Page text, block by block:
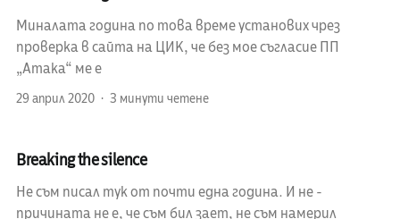
Миналата година по това време установих чрез
проверка в сайта на ЦИК, че без мое съгласие ПП
„Атака“ ме е
29 април 2020 3 минути четене
Breaking the silence
Не съм писал тук от почти една година. И не -
причината не е, че съм бил зает, не съм намерил